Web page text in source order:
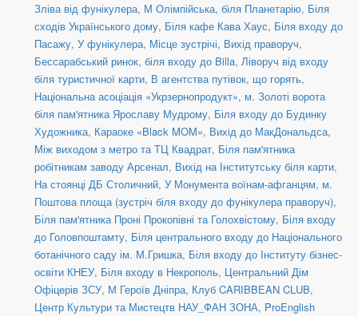
Зліва від фунікулера, М Олімпійська, біля Планетарію, Біля
сходів Українського дому, Біля кафе Кава Хаус, Біля входу до
Пасажу, У фунікулера, Місце зустрічі, Вихід праворуч,
Бессарабський ринок, біля входу до Billa, Ліворуч від входу
біля туристичної карти, В агентства путівок, що горять,
Національна асоціація «Укрзернопродукт», м. Золоті ворота
біля пам'ятника Ярославу Мудрому, Біля входу до Будинку
Художника, Караоке «Black MOM», Вихід до МакДональдса,
Між виходом з метро та ТЦ Квадрат, Біля пам'ятника
робітникам заводу Арсенал, Вихід на Інститутську біля карти,
На стоянці ДБ Столичний, У Монумента воїнам-афганцям, м.
Поштова площа (зустріч біля входу до фунікулера праворуч),
Біля пам'ятника Проні Прокопівні та Голохвістому, Біля входу
до Головпоштамту, Біля центрального входу до Національного
ботанічного саду ім. М.Гришка, Біля входу до Інституту бізнес-
освіти КНЕУ, Біля входу в Некрополь, Центральний Дім
Офіцерів ЗСУ, М Героїв Дніпра, Клуб CARIBBEAN CLUB,
Центр Культури та Мистецтв НАУ_ФАН ЗОНА, ProEnglish